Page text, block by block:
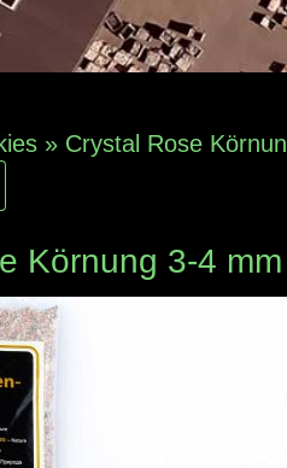
» Crystal Rose
Körnung 3-4 mm